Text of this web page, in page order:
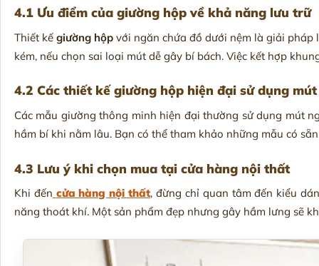
4.1 Ưu điểm của giường hộp về khả năng lưu trữ
Thiết kế giường hộpvới ngăn chứa đồ dưới nệm là giải pháp
kém, nếu chọn sai loại mút dễ gây bí bách. Việc kết hợp
4.2 Các thiết kế giường hộp hiện đại sử dụng
Các mẫu giường thông minh hiện đại thường sử dụng mút
hầm bí khi nằm lâu. Bạn có thể tham khảo những mẫu có
4.3 Lưu ý khi chọn mua tại cửa hàng nội thất
Khi đến cửa hàng nội thất, đừng chỉ quan tâm đến kiểu
năng thoát khí. Một sản phẩm đẹp nhưng gây hầm lưng sẽ